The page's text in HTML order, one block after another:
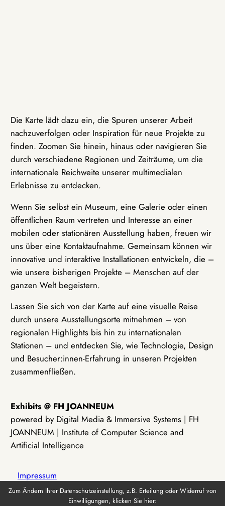
Die Karte lädt dazu ein, die Spuren unserer Arbeit
nachzuverfolgen oder Inspiration für neue Projekte zu
finden. Zoomen Sie hinein, hinaus oder navigieren Sie
durch verschiedene Regionen und Zeiträume, um die
internationale Reichweite unserer multimedialen
Erlebnisse zu entdecken.
Wenn Sie selbst ein Museum, eine Galerie oder einen
öffentlichen Raum vertreten und Interesse an einer
mobilen oder stationären Ausstellung haben, freuen wir
uns über eine Kontaktaufnahme. Gemeinsam können wir
innovative und interaktive Installationen entwickeln, die –
wie unsere bisherigen Projekte – Menschen auf der
ganzen Welt begeistern.
Lassen Sie sich von der Karte auf eine visuelle Reise
durch unsere Ausstellungsorte mitnehmen – von
regionalen Highlights bis hin zu internationalen
Stationen – und entdecken Sie, wie Technologie, Design
und Besucher:innen-Erfahrung in unseren Projekten
zusammenfließen.
Exhibits @ FH JOANNEUM
powered by Digital Media & Immersive Systems | FH
JOANNEUM | Institute of Computer Science and
Artificial Intelligence
Impressum
Zum Ändern Ihrer Datenschutzeinstellung, z.B. Erteilung oder Widerruf von
Einwilligungen, klicken Sie hier: